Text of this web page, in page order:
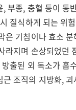
부종, 충혈 등이 동
질식하게 되는 위
은 기침이나 효소
라지며 손상되었던
출된 외 독소가 흡
조직의 지방화,